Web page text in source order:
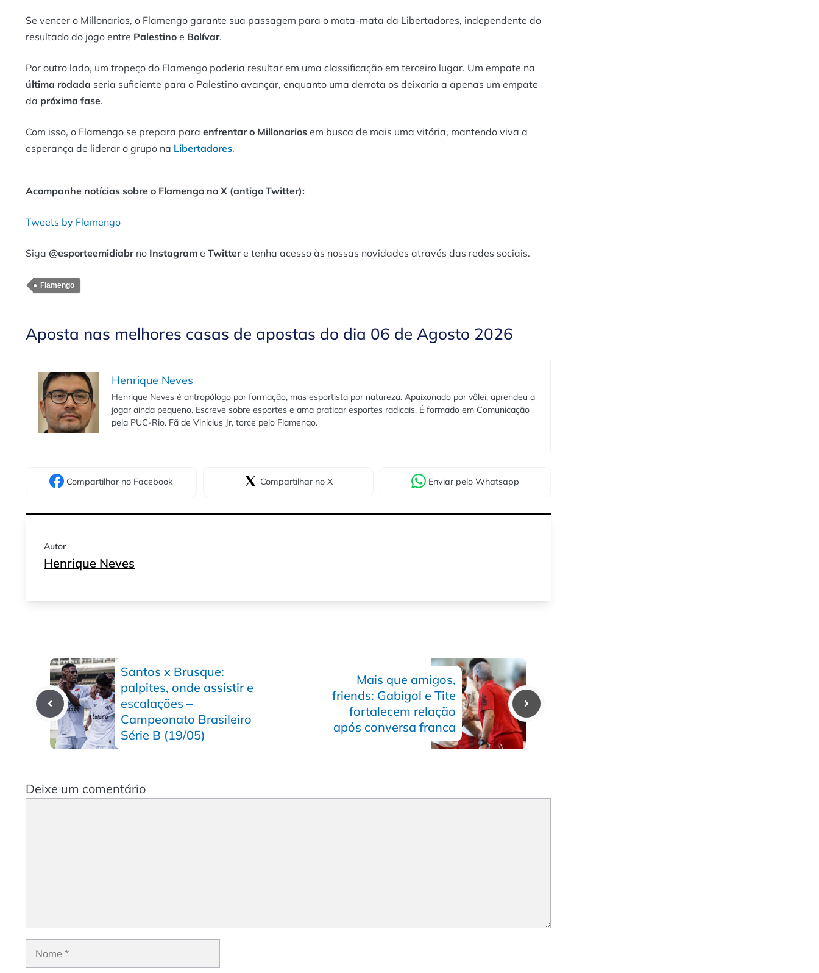
Se vencer o Millonarios, o Flamengo garante sua passagem para o mata-mata da Libertadores, independente do
resultado do jogo entre Palestino e Bolívar.
Por outro lado, um tropeço do Flamengo poderia resultar em uma classificação em terceiro lugar. Um empate na
última rodada seria suficiente para o Palestino avançar, enquanto uma derrota os deixaria a apenas um empate
da próxima fase.
Com isso, o Flamengo se prepara para enfrentar o Millonarios em busca de mais uma vitória, mantendo viva a
esperança de liderar o grupo na Libertadores.
Acompanhe notícias sobre o Flamengo no X (antigo Twitter):
Tweets by Flamengo
Siga @esporteemidiabrno Instagram e Twittere tenha acesso às nossas novidades através das redes sociais.
Flamengo
Aposta nas melhores casas de apostas do dia 06 de Agosto 2026
Henrique Neves
Henrique Neves é antropólogo por formação, mas esportista por natureza. Apaixonado por vôlei, aprendeu a
jogar ainda pequeno. Escreve sobre esportes e ama praticar esportes radicais. É formado em Comunicação
pela PUC-Rio. Fã de Vinicius Jr, torce pelo Flamengo.
Compartilhar no Facebook Compartilhar no X Enviar pelo Whatsapp
Autor
Henrique Neves
Santos x Brusque:
palpites, onde assistir e
escalações –
Campeonato Brasileiro
Série B (19/05)
Mais que amigos,
friends: Gabigol e Tite
fortalecem relação
após conversa franca
Deixe um comentário
Nome